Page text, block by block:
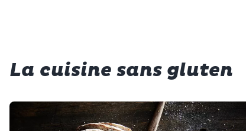
La cuisine sans gluten